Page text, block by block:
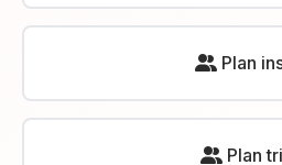
Plan
Plan